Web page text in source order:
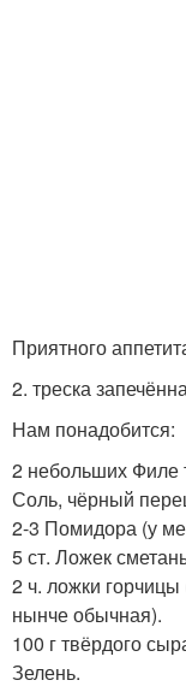
Приятного
2. треска
Нам понадобится:
2 небольших Филе
Соль, чёрный
2-3 Помидора (у
5 ст. Ложек
2 ч. ложки
нынче обычная).
100 г твёрдого
Зелень.